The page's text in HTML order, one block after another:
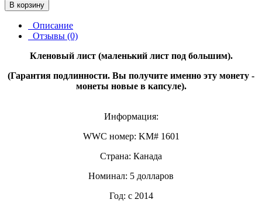
В корзину
Описание
Отзывы (0)
Кленовый лист (маленький лист под большим).
(Гарантия подлинности. Вы получите именно эту монету -
монеты новые в капсуле).
Информация:
WWC номер: KM# 1601
Страна: Канада
Номинал: 5 долларов
Год: с 2014